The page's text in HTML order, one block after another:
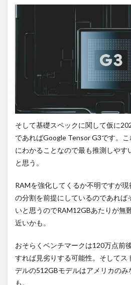
そして基礎スペックに関して仮に
であればGoogle Tensor G3です。
にわかることなので最も推測しやす
と思う。
RAMを強化してくるか不明ですが
の分割を前提にしているのであれば
いと思うのでRAM12GBあたりが無
近いかも。
おそらくベンチマークは120万点前
すれば見劣りする可能性。そしてス
デルの512GBモデルはアメリカの
も。